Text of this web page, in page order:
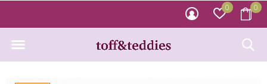
0 0